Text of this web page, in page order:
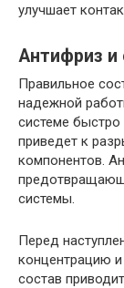
улучшает
Антифриз и
Правильное
надежной
системе быстро
приведет к
компонентов.
системы.
Перед
концентрацию
состав